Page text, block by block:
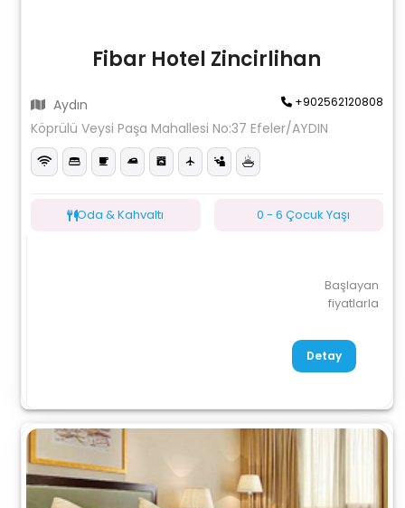
Fibar Hotel Zincirlihan
Aydın +902562120808
Köprülü Veysi Paşa Mahallesi No:37 Efeler/AYDIN
Oda & Kahvaltı 0 - 6 Çocuk Yaşı
Başlayan
fiyatlarla
Detay